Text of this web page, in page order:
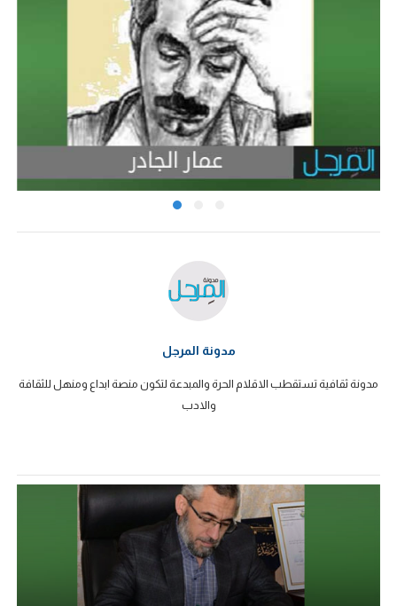
مدونة المرجل
مدونة ثقافية تستقطب الاقلام الحرة والمبدعة لتكون منصة ابداع ومنهل للثقافة
والادب